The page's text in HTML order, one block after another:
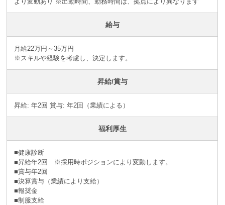
給与
月給22万円～35万円
※スキルや経験を考慮し、決定します。
昇給/賞与
昇給: 年2回 賞与: 年2回（業績による）
福利厚生
■健康診断
■昇給年2回 ※採⽤時ポジションにより変動します。
■賞与年2回
■決算賞与（業績により⽀給）
■報奨⾦
■制服支給